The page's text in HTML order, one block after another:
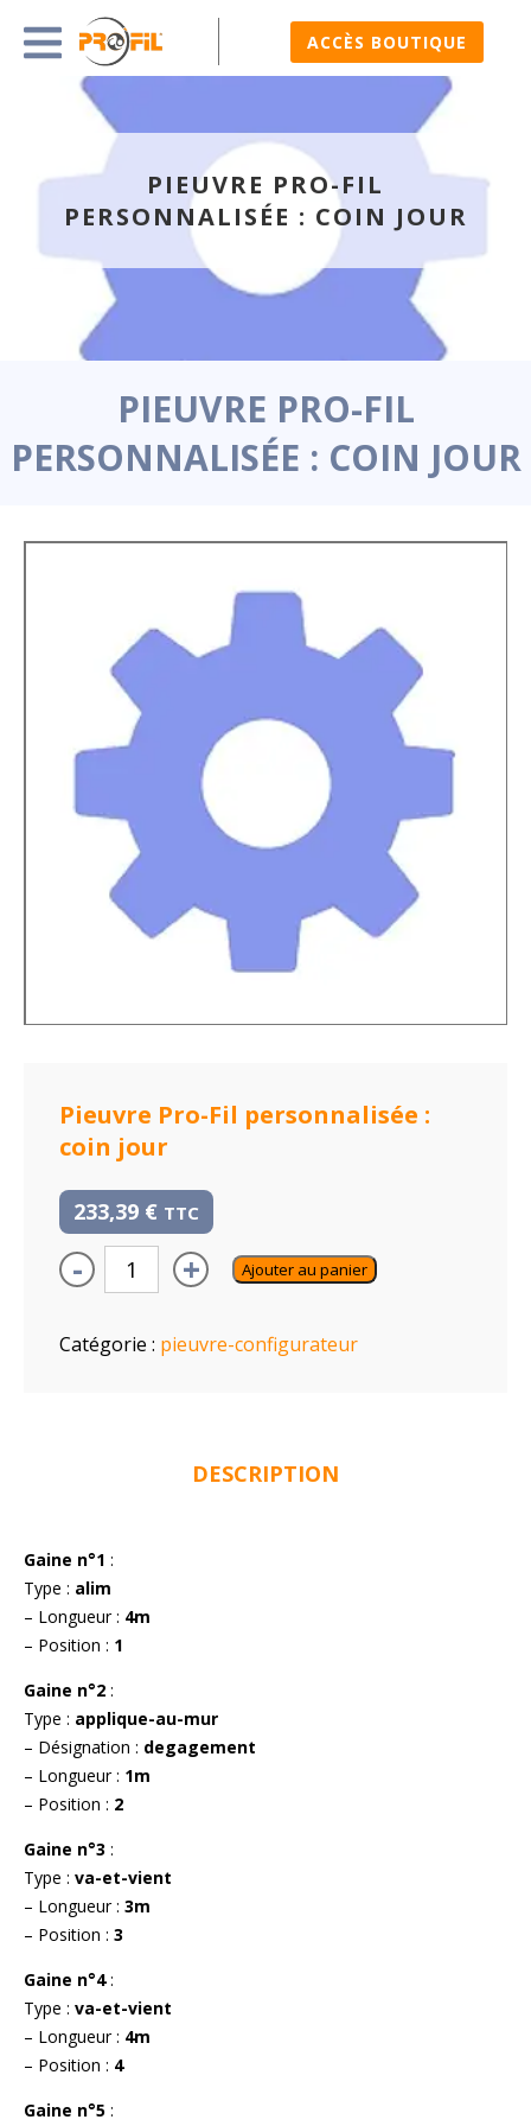
ACCÈS BOUTIQUE
PIEUVRE PRO-FIL
PERSONNALISÉE : COIN JOUR
PIEUVRE PRO-FIL
PERSONNALISÉE : COIN JOUR
Pieuvre Pro-Fil personnalisée :
coin jour
233,39 € TTC
- + Ajouter au panier
Catégorie : pieuvre-configurateur
DESCRIPTION
Gaine n°1 :
Type : alim
– Longueur : 4m
– Position : 1
Gaine n°2 :
Type : applique-au-mur
– Désignation : degagement
– Longueur : 1m
– Position : 2
Gaine n°3 :
Type : va-et-vient
– Longueur : 3m
– Position : 3
Gaine n°4:
Type : va-et-vient
– Longueur : 4m
– Position : 4
Gaine n°5 :